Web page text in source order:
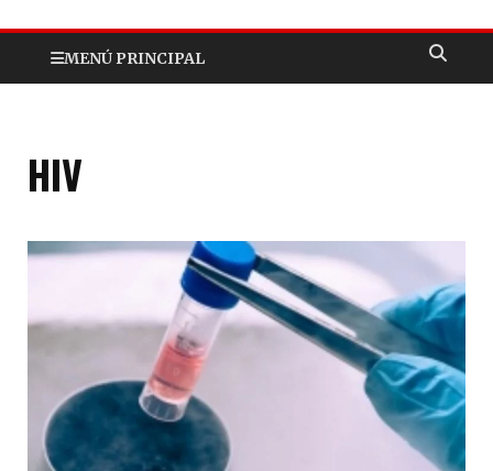
MENÚ PRINCIPAL
HIV